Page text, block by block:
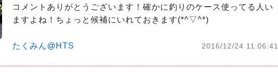
コメントありがとうございます！確かに釣りのケース使ってる人い
ますよね！ちょっと候補にいれておきます(*^▽^*)
たくみん@HTS 2016/12/24 11:06:41